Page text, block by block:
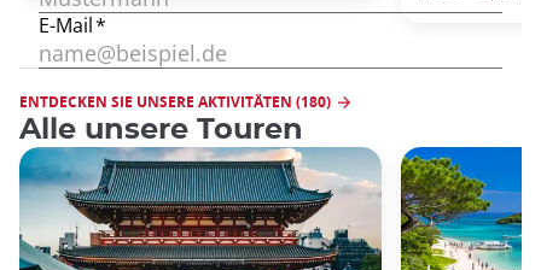
ENTDECKEN SIE UNSERE AKTIVITÄTEN (180)
Alle unsere Touren